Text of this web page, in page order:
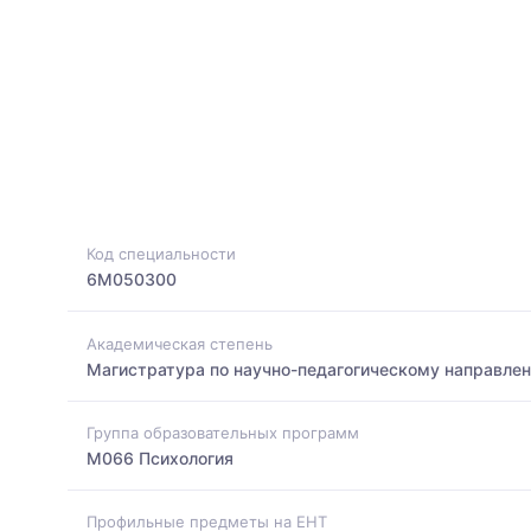
Код специальности
6M050300
Академическая степень
Магистратура по научно-педагогическому
Группа образовательных программ
M066 Психология
Профильные предметы на ЕНТ